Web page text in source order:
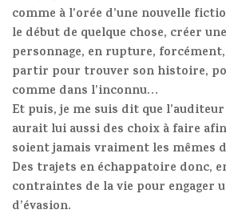
comme à l’orée d’une nouvelle
le début de quelque chose, créer
personnage, en rupture, forcément,
partir pour trouver son histoire,
comme dans l’inconnu…
Et puis, je me suis dit que
aurait lui aussi des choix à faire
soient jamais vraiment les mêmes
Des trajets en échappatoire donc,
contraintes de la vie pour engager
d’évasion.